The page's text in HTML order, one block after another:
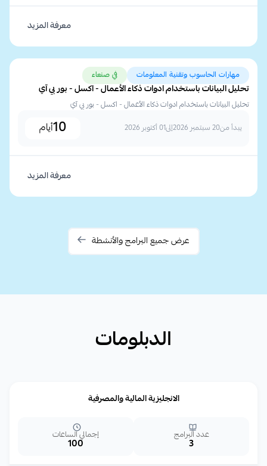
معرفة المزيد
مهارات الحاسوب وتقنية المعلومات في صنعاء
تحليل البيانات باستخدام ادوات ذكاء الأعمال - اكسل - بور بي آي
تحليل البيانات باستخدام ادوات ذكاء الأعمال - اكسل - بور بي آي
يبدأ من20 سبتمبر 2026 إلى01 أكتوبر 2026 10أيام
معرفة المزيد
عرض جميع البرامج والأنشطة
الدبلومات
الانجليزية المالية والمصرفية
عدد البرامج
100
إجمالي الساعات